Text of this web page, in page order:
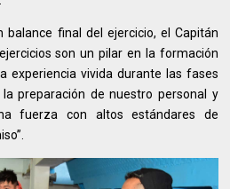
balance final del ejercicio, el Capitán
son un pilar en la formación
experiencia vivida durante las fases
preparación de nuestro personal y
fuerza con altos estándares de